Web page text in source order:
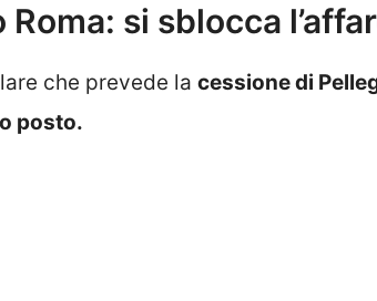
si sblocca
che prevede la cessione di
posto.